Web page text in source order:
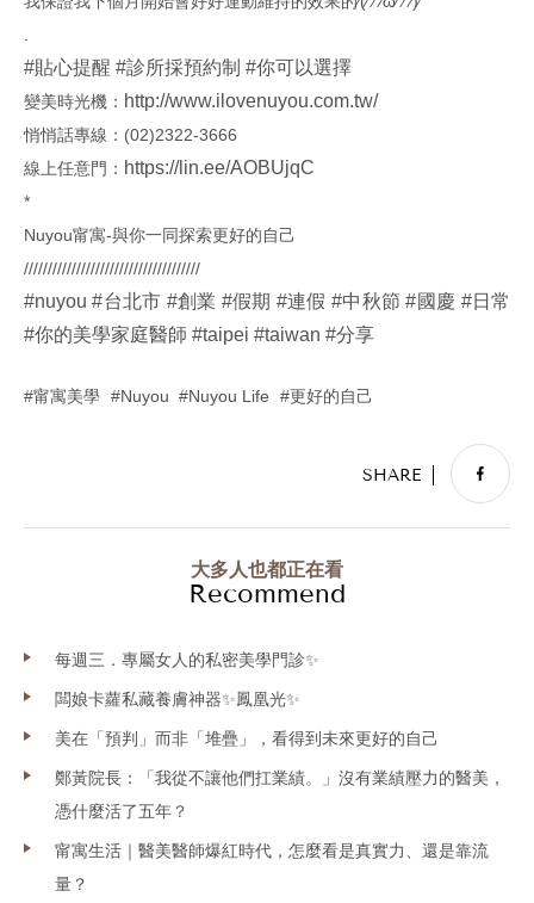
#貼心提醒 #診所採預約制 #你可以選擇
變美時光機： http://www.ilovenuyou.com.tw/
悄悄話專線：(02)2322-3666
線上任意門： https://lin.ee/AOBUjqC
*
Nuyou甯寓-與你一同探索更好的自己
/////////////////////////////////////
#nuyou #台北市 #創業 #假期 #連假 #中秋節 #國慶 #日常
#你的美學家庭醫師 #taipei #taiwan #分享
甯寓美學 Nuyou Nuyou Life 更好的自己
大多人也都正在看
Recommend
每週三．專屬女人的私密美學門診✨
闆娘卡蘿私藏養膚神器✨鳳凰光✨
美在「預判」而非「堆疊」，看得到未來更好的自己
鄭黃院長：「我從不讓他們扛業績。」沒有業績壓力的醫美，
憑什麼活了五年？
甯寓生活｜醫美醫師爆紅時代，怎麼看是真實力、還是靠流
量？